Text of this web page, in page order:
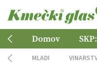
Domov
MLADI